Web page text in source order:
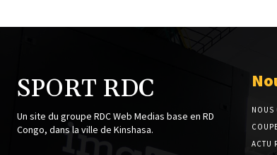
SPORT RDC
Un site du groupe RDC Web Medias base en RD
Congo, dans la ville de Kinshasa.
NOUS
ACTU